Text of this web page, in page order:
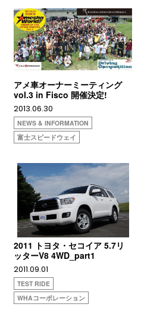
アメ車オーナーミーティング
vol.3 in Fisco 開催決定!
2013.06.30
NEWS & INFORMATION
富士スピードウェイ
2011 トヨタ・セコイア 5.7リ
ッターV8 4WD_part1
2011.09.01
TEST RIDE
WHAコーポレーション